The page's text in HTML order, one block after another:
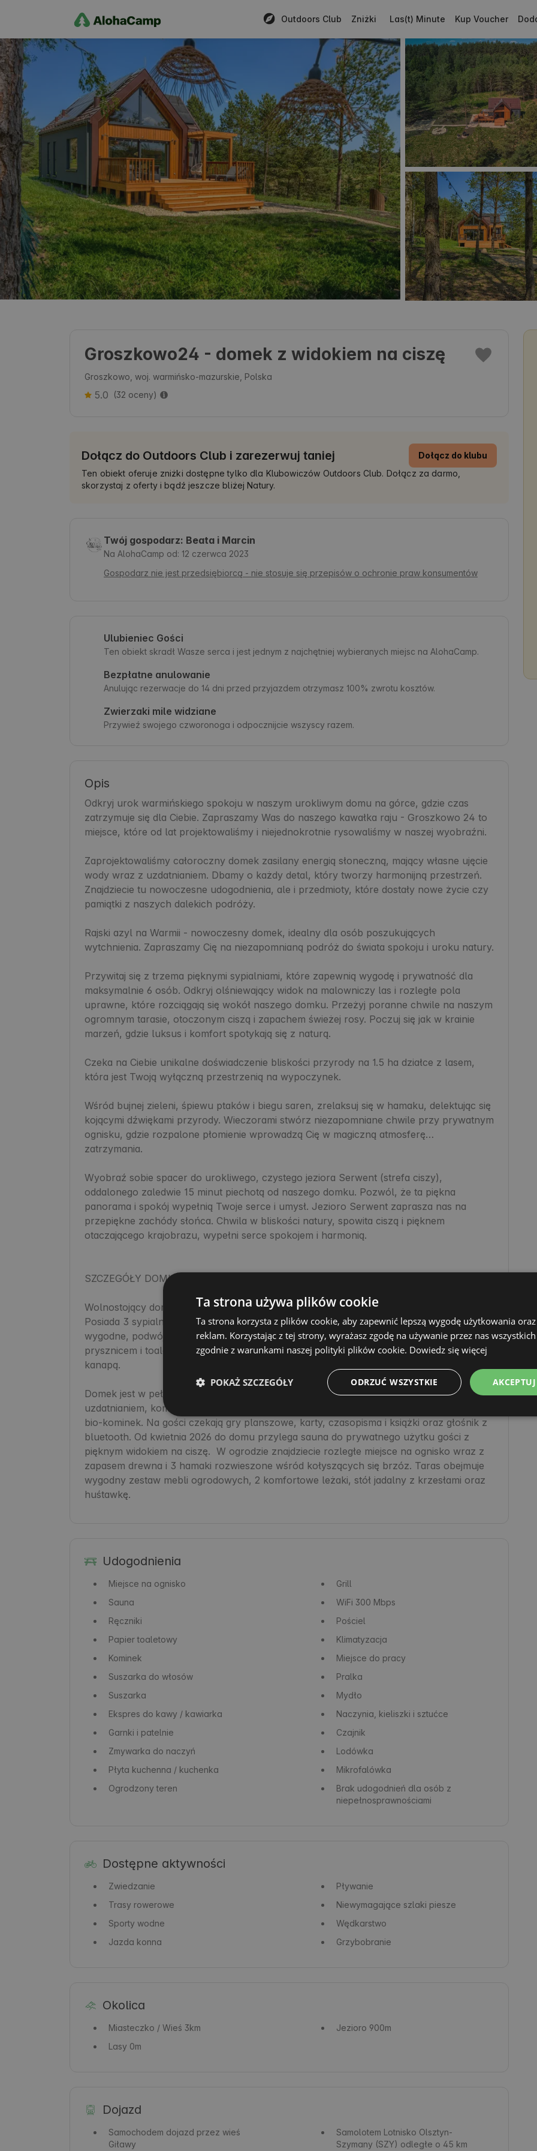
Outdoors Club Zniżki Las(t) Minute Kup Voucher
Groszkowo24 - domek z widokiem na ciszę
Groszkowo, woj. warmińsko-mazurskie, Polska
5.0 (32 oceny)
Dołącz do Outdoors Club i zarezerwuj taniej
Dołącz do klubu
Ten obiekt oferuje zniżki dostępne tylko dla Klubowiczów Outdoors Club. Dołącz za darmo,
skorzystaj z oferty i bądź jeszcze bliżej Natury.
Twój gospodarz: Beata i Marcin
Na AlohaCamp od: 12 czerwca 2023
Gospodarz nie jest przedsiębiorcą - nie stosuje się przepisów o ochronie praw konsumentów
Ulubieniec Gości
Ten obiekt skradł Wasze serca i jest jednym z najchętniej wybieranych miejsc na AlohaCamp.
Bezpłatne anulowanie
Anulując rezerwacje do 14 dni przed przyjazdem otrzymasz 100% zwrotu kosztów.
Zwierzaki mile widziane
Przywieź swojego czworonoga i odpocznijcie wszyscy razem.
Opis
Odkryj urok warmińskiego spokoju w naszym urokliwym domu na górce, gdzie czas
zatrzymuje się dla Ciebie. Zapraszamy Was do naszego kawałka raju - Groszkowo 24 to
miejsce, które od lat projektowaliśmy i niejednokrotnie rysowaliśmy w naszej wyobraźni.
Zaprojektowaliśmy całoroczny domek zasilany energią słoneczną, mający własne ujęcie
wody wraz z uzdatnianiem. Dbamy o każdy detal, który tworzy harmonijną przestrzeń.
Znajdziecie tu nowoczesne udogodnienia, ale i przedmioty, które dostały nowe życie czy
pamiątki z naszych dalekich podróży.
Rajski azyl na Warmii - nowoczesny domek, idealny dla osób poszukujących
wytchnienia. Zapraszamy Cię na niezapomnianą podróż do świata spokoju i uroku natury.
Przywitaj się z trzema pięknymi sypialniami, które zapewnią wygodę i prywatność dla
maksymalnie 6 osób. Odkryj olśniewający widok na malowniczy las i rozległe pola
uprawne, które rozciągają się wokół naszego domku. Przeżyj poranne chwile na naszym
ogromnym tarasie, otoczonym ciszą i zapachem świeżej rosy. Poczuj się jak w krainie
marzeń, gdzie luksus i komfort spotykają się z naturą.
Czeka na Ciebie unikalne doświadczenie bliskości przyrody na 1.5 ha działce z lasem,
która jest Twoją wyłączną przestrzenią na wypoczynek.
Wśród bujnej zieleni, śpiewu ptaków i biegu saren, zrelaksuj się w hamaku, delektując się
kojącymi dźwiękami przyrody. Wieczorami stwórz niezapomniane chwile przy prywatnym
ognisku, gdzie rozpalone płomienie wprowadzą Cię w magiczną atmosferę…
zatrzymania.
Wyobraź sobie spacer do urokliwego, czystego jeziora Serwent (strefa ciszy),
oddalonego zaledwie 15 minut piechotą od naszego domku. Pozwól, że ta piękna
panorama i spokój wypełnią Twoje serce i umysł. Jezioro Serwent zaprasza nas na
przepiękne zachódy słońca. Chwila w bliskości natury, spowita ciszą i pięknem
otaczającego krajobrazu, wypełni serce spokojem i harmonią.
SZCZEGÓŁY DOMKU:
Wolnostojący domek na w pełni ogrodzonej, 1.5 hektarowej działce o powierzchni 75m2.
Posiada 3 sypialnie (2 sypialnie na parterze i 1 antresola na górze). W każdej przestrzeni
wygodne, podwójne łóżko ze świeżą pościelą. W domku znajdują się 2 łazienki – każda z
prysznicem i toaletą. W pełni wyposażona kuchnia oraz salon z wygodną, rozkładaną
kanapą.
Domek jest w pełni ekologiczny: wyposażony w panele słoneczne, własne ujęcie wody z
uzdatnianiem, kompostownik, segregację śmieci. W chłodne zimowe wieczory czas umila
bio-kominek. Na gości czekają gry planszowe, karty, czasopisma i książki oraz głośnik z
bluetooth. Od kwietnia 2026 do domu przylega sauna do prywatnego użytku gości z
pięknym widokiem na ciszę.  W ogrodzie znajdziecie rozległe miejsce na ognisko wraz z
zapasem drewna i 3 hamaki rozwieszone wśród kołyszących się brzóz. Taras obejmuje
wygodny zestaw mebli ogrodowych, 2 komfortowe leżaki, stół jadalny z krzesłami oraz
huśtawkę.
Udogodnienia
Miejsce na ognisko
Grill
Sauna
WiFi 300 Mbps
Ręczniki
Pościel
Papier toaletowy
Klimatyzacja
Kominek
Miejsce do pracy
Suszarka do włosów
Pralka
Suszarka
Mydło
Ekspres do kawy / kawiarka
Naczynia, kieliszki i sztućce
Garnki i patelnie
Czajnik
Zmywarka do naczyń
Lodówka
Płyta kuchenna / kuchenka
Mikrofalówka
Ogrodzony teren
Brak udogodnień dla osób z
niepełnosprawnościami
Dostępne aktywności
Zwiedzanie
Pływanie
Trasy rowerowe
Niewymagające szlaki piesze
Sporty wodne
Wędkarstwo
Jazda konna
Grzybobranie
Okolica
Miasteczko / Wieś 3km Jezioro 900m
Lasy 0m
Dojazd
Samochodem dojazd przez wieś
Giławy
Samolotem Lotnisko Olsztyn-
Szymany (SZY) odległe o 45 km
Ta strona używa plików cookie
Ta strona korzysta z plików cookie, aby zapewnić lepszą wygodę użytkowania
reklam. Korzystając z tej strony, wyrażasz zgodę na używanie przez nas
zgodnie z warunkami naszej polityki plików cookie. Dowiedz się więcej
ODRZUĆ WSZYSTKIE
POKAŻ SZCZEGÓŁY